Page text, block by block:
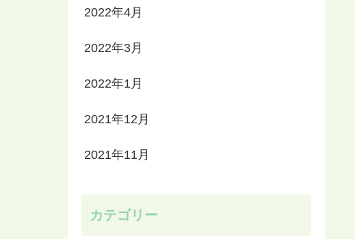
2022年4月
2022年3月
2022年1月
2021年12月
2021年11月
カテゴリー